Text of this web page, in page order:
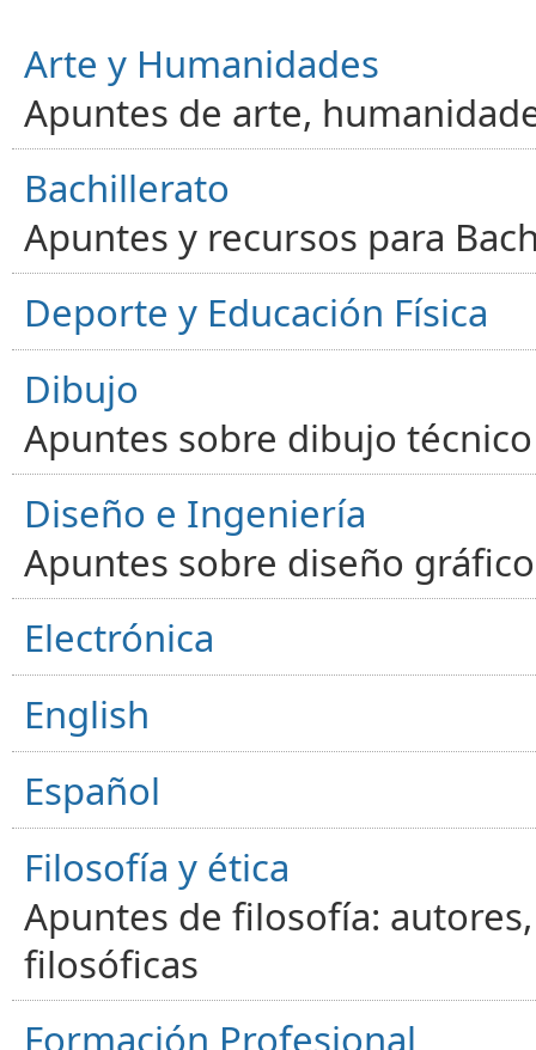
Arte y Humanidades
Apuntes de arte,
Bachillerato
Apuntes y recursos para
Deporte y Educación Física
Dibujo
Apuntes sobre dibujo
Diseño e Ingeniería
Apuntes sobre diseño
Electrónica
English
Español
Filosofía y ética
Apuntes de filosofía:
filosóficas
Formación Profesional